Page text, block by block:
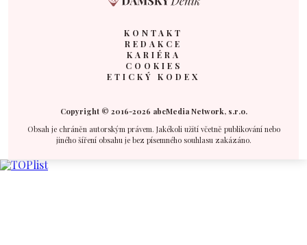
KONTAKT
REDAKCE
KARIÉRA
COOKIES
ETICKÝ KODEX
Copyright © 2016-2026 abcMedia Network, s.r.o.
Obsah je chráněn autorským právem. Jakékoli užití včetně publikování nebo
jiného šíření obsahu je bez písemného souhlasu zakázáno.